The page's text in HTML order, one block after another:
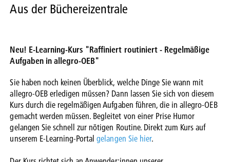
Aus der Büchereizentrale
Neu! E-Learning-Kurs "Raffiniert routiniert - Regelmäßige
Aufgaben in allegro-OEB"
Sie haben noch keinen Überblick, welche Dinge Sie wann mit
allegro-OEB erledigen müssen? Dann lassen Sie sich von diesem
Kurs durch die regelmäßigen Aufgaben führen, die in allegro-OEB
gemacht werden müssen. Begleitet von einer Prise Humor
gelangen Sie schnell zur nötigen Routine. Direkt zum Kurs auf
unserem E-Learning-Portalgelangen Sie hier.